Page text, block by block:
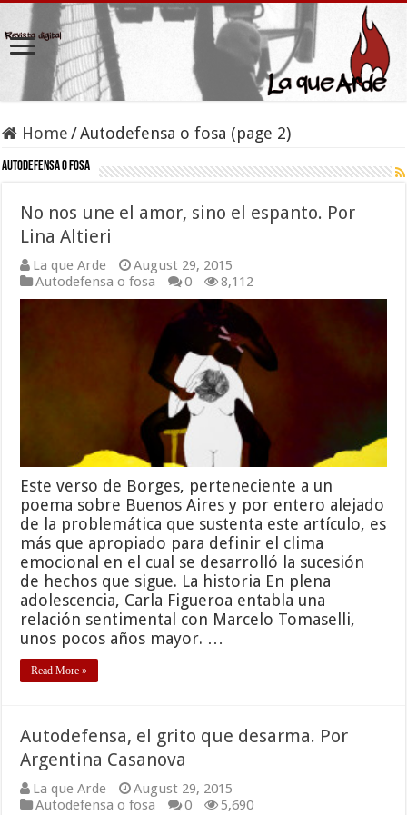
Home /Autodefensa o fosa (page 2)
Autodefensa o fosa
No nos une el amor, sino el espanto. Por
Lina Altieri
La que Arde
August 29, 2015
Autodefensa o fosa
0 8,112
Este verso de Borges, perteneciente a un
poema sobre Buenos Aires y por entero alejado
de la problemática que sustenta este artículo, es
más que apropiado para definir el clima
emocional en el cual se desarrolló la sucesión
de hechos que sigue. La historia En plena
adolescencia, Carla Figueroa entabla una
relación sentimental con Marcelo Tomaselli,
unos pocos años mayor. …
Read More »
Autodefensa, el grito que desarma. Por
Argentina Casanova
La que Arde
August 29, 2015
Autodefensa o fosa
0 5,690